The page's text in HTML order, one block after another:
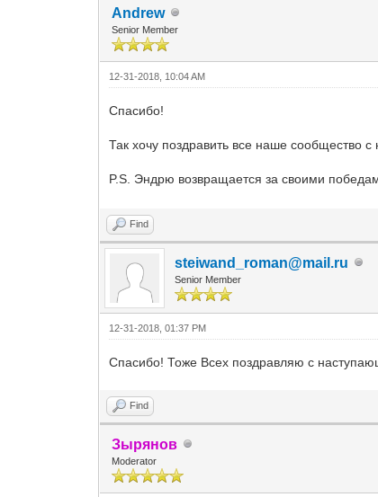
Andrew
Senior Member
12-31-2018, 10:04 AM
Спасибо!
Так хочу поздравить все наше
P.S. Эндрю возвращается за своими
Find
steiwand_roman@mail.ru
Senior Member
12-31-2018, 01:37 PM
Спасибо! Тоже Всех поздравляю с
Find
Зырянов
Moderator